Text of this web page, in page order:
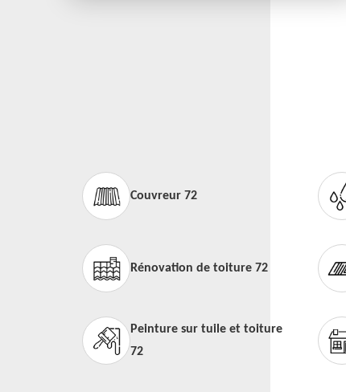
Couvreur 72
Rénovation de toiture 72
Peinture sur tuile et toiture
72